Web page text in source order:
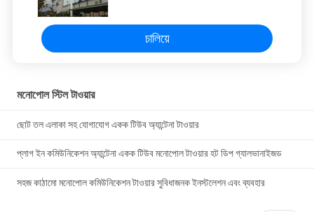
চালিয়ে
মনোপোল স্টিল টাওয়ার
ছোট তল এলাকা সহ যোগাযোগ একক টিউব অ্যান্টেনা টাওয়ার
প্লাগ ইন কমিউনিকেশন অ্যান্টেনা একক টিউব মনোপোল টাওয়ার হট ডিপ গ্যালভানাইজড
সহজ কাঠামো মনোপোল কমিউনিকেশন টাওয়ার সুবিধাজনক ইনস্টলেশন এবং ব্যবহার